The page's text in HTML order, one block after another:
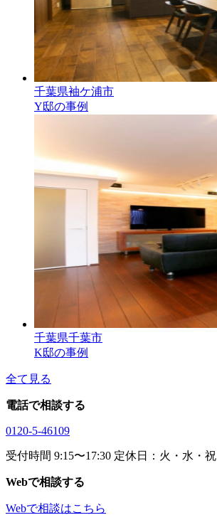
千葉県袖ケ浦市
Y邸の事例
千葉県千葉市
K邸の事例
全て見る
電話で相談する
0120-5-46109
受付時間 9:15〜17:30 定休日：火・水・祝
Webで相談する
Webで相談はこちら